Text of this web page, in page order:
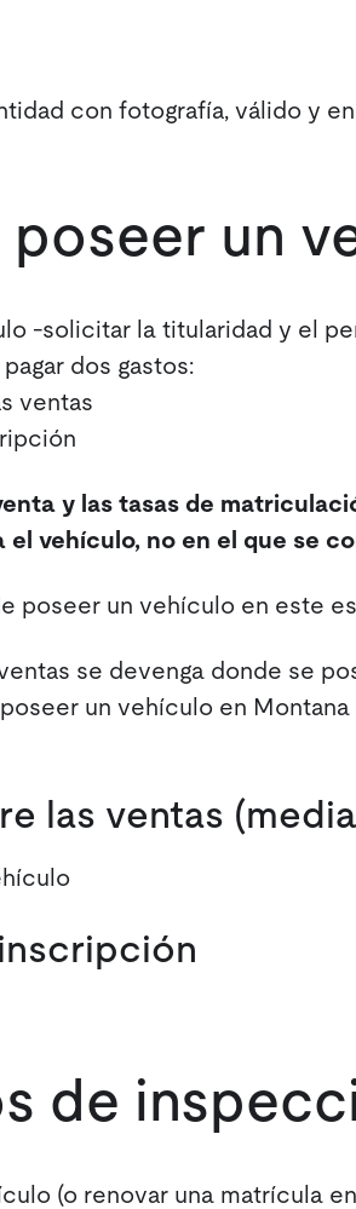
con fotografía, válido y
un
-solicitar la titularidad y el
dos gastos:
ventas
y las tasas de
el vehículo, no en el que se
poseer un vehículo en este
se devenga donde se
un vehículo en
las ventas
de
(o renovar una matrícula